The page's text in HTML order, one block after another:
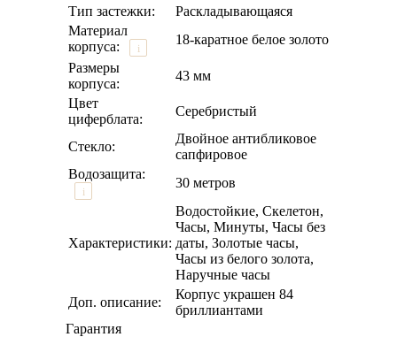
Тип застежки:
Раскладывающаяся
Материал
корпуса:
i
18-каратное белое золото
Размеры
корпуса:
43 мм
Цвет
циферблата:
Серебристый
Стекло:
Двойное антибликовое
сапфировое
Водозащита:
i
30 метров
Характеристики:
Водостойкие, Скелетон,
Часы, Минуты, Часы без
даты, Золотые часы,
Часы из белого золота,
Наручные часы
Доп. описание:
Корпус украшен 84
бриллиантами
Гарантия